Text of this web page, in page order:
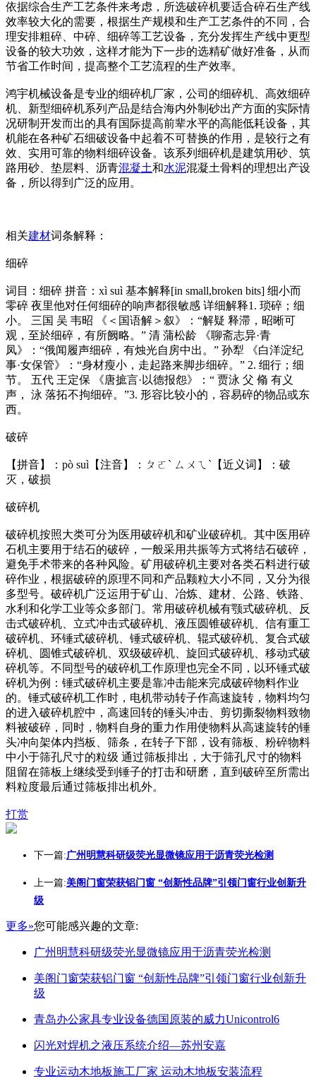
依据综合生产工艺条件来考虑，所选破碎机要适合碎石生产线
效率较大化的需要，根据生产规模和生产工艺条件的不同，合
理安排粗碎、中碎、细碎等工艺设备，充分发挥生产线中更型
设备的较大功效，这样才能为下一步的选精矿做好准备，从而
节省工作时间，提高整个工艺流程的生产效率。
鸿宇机械设备是专业的细碎机厂家，公司的细碎机、高效细碎
机、新型细碎机系列产品是结合海内外制砂出产方面的实际情
况研制开发而出的具有国际提高前辈水平的高能低耗设备，其
机能在各种矿石细破设备中起着不可替换的作用，是较行之有
效、实用可靠的物料细碎设备。该系列细碎机是建筑用砂、筑
路用砂、垫层料、沥青混凝土和水泥混凝土骨料的理想出产设
备，所以得到广泛的应用。
相关建材词条解释：
细碎
词目：细碎 拼音：xì suì 基本解释[in small,broken bits] 细小而
零碎 夜里他对任何细碎的响声都很敏感 详细解释1. 琐碎；细
小。 三国 吴 韦昭 《＜国语解＞叙》：“解疑 释滞，昭晰可
观，至於细碎，有所阙略。” 清 蒲松龄 《聊斋志异·青
凤》：“俄闻履声细碎，有烛光自房中出。” 孙犁 《白洋淀纪
事·女保管》：“身材瘦小，走起路来脚步细碎。” 2. 细行；细
节。 五代 王定保 《唐摭言·以德报怨》：“ 贾泳 父 翛 有义
声， 泳 落拓不拘细碎。”3. 形容比较小的，容易碎的物品或东
西。
破碎
【拼音】：pò suì【注音】：ㄆㄛˋ ㄙㄨㄟˋ【近义词】：破
灭，破损
破碎机
破碎机按照大类可分为医用破碎机和矿业破碎机。其中医用碎
石机主要用于结石的破碎，一般采用共振等方式将结石破碎，
避免手术带来的各种风险。矿用破碎机主要对各类石料进行破
碎作业，根据破碎的原理不同和产品颗粒大小不同，又分为很
多型号。破碎机广泛运用于矿山、冶炼、建材、公路、铁路、
水利和化学工业等众多部门。常用破碎机械有颚式破碎机、反
击式破碎机、立式冲击式破碎机、液压圆锥破碎机、信有重工
破碎机、环锤式破碎机、锤式破碎机、辊式破碎机、复合式破
碎机、圆锥式破碎机、双级破碎机、旋回式破碎机、移动式破
碎机等。不同型号的破碎机工作原理也完全不同，以环锤式破
碎机为例：锤式破碎机主要是靠冲击能来完成破碎物料作业
的。锤式破碎机工作时，电机带动转子作高速旋转，物料均匀
的进入破碎机腔中，高速回转的锤头冲击、剪切撕裂物料致物
料被破碎，同时，物料自身的重力作用使物料从高速旋转的锤
头冲向架体内挡板、筛条，在转子下部，设有筛板、粉碎物料
中小于筛孔尺寸的粒级 通过筛板排出，大于筛孔尺寸的物料
阻留在筛板上继续受到锤子的打击和研磨，直到破碎至所需出
料粒度最后通过筛板排出机外。
打赏
下一篇:广州明慧科研级荧光显微镜应用于沥青荧光检测
上一篇:美阁门窗荣获铝门窗 “创新性品牌”引领门窗行业创新升
级
更多»您可能感兴趣的文章:
广州明慧科研级荧光显微镜应用于沥青荧光检测
美阁门窗荣获铝门窗 “创新性品牌”引领门窗行业创新升
级
青岛办公家具专业设备德国原装的威力Unicontrol6
闪光对焊机之液压系统介绍—苏州安嘉
专业运动木地板施工厂家 运动木地板安装流程